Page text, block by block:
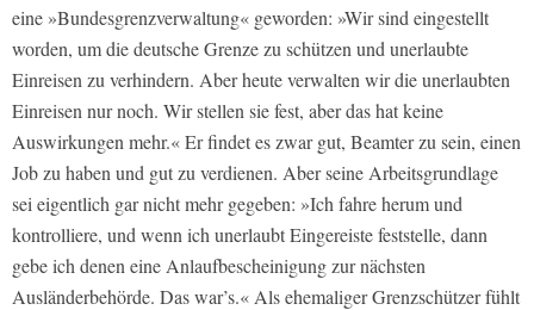
eine »Bundesgrenzverwaltung« geworden: »Wir sind eingestellt
worden, um die deutsche Grenze zu schützen und unerlaubte
Einreisen zu verhindern. Aber heute verwalten wir die unerlaubten
Einreisen nur noch. Wir stellen sie fest, aber das hat keine
Auswirkungen mehr.« Er findet es zwar gut, Beamter zu sein, einen
Job zu haben und gut zu verdienen. Aber seine Arbeitsgrundlage
sei eigentlich gar nicht mehr gegeben: »Ich fahre herum und
kontrolliere, und wenn ich unerlaubt Eingereiste feststelle, dann
gebe ich denen eine Anlaufbescheinigung zur nächsten
Ausländerbehörde. Das war’s.« Als ehemaliger Grenzschützer fühlt